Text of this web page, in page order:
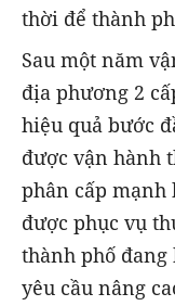
thời để thành
Sau một năm
địa phương 2
hiệu quả bước
được vận hành
phân cấp mạnh
được phục vụ
thành phố
yêu cầu nâng